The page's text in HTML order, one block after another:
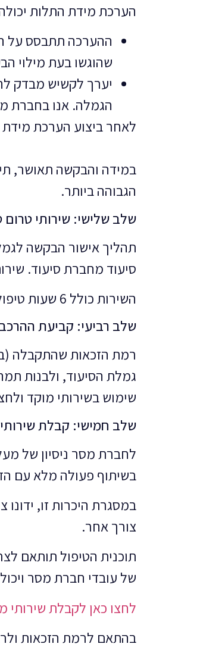
הערכת מידת התלות
ההערכה תתבסס על
שהוגשו בעת מילוי
יערך לקשיש מבדק
הגמלה. אנו בחברת
לאחר ביצוע הערכת
הגבוהה ביותר.
שלב שלישי: שירותי טרום
תהליך אישור הבקשה
סיעוד מחברת סיעוד.
השירות כולל 6 שעות טיפול שבועיות, על ידי מטפלת ישראלית, שניתנים לקשיש בביתו ללא כל עלות או התחייבות.
שלב רביעי: קביעת
גמלת הסיעוד, ולבנות
שימוש בשירותי מוקד
שלב חמישי: קבלת שירותי
בשיתוף פעולה מלא עם
במסגרת היכרות זו,
צורך אחר.
תוכנית הטיפול תותאם
של עובדי חברת מסר
לחצו כאן לקבלת
בהתאם לרמת הזכאות